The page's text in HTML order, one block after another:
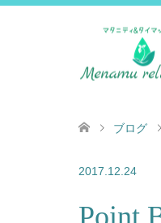
ブログ
2017.12.24
Point